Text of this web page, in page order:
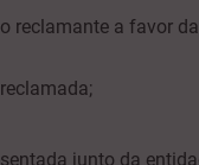
reclamante a favor
junto da